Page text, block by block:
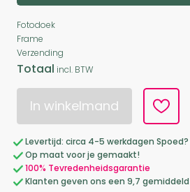
Fotodoek
Frame
Verzending
Totaal incl. BTW
In winkelmand
Levertijd: circa 4-5 werkdagen Spoed?
Op maat voor je gemaakt!
100% Tevredenheidsgarantie
Klanten geven ons een 9,7 gemiddeld